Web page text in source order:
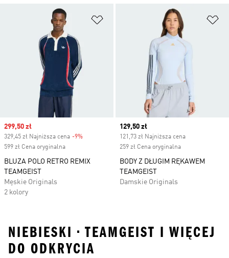
Dodaj do listy życzeń
Sale price
299,50 zł
329,45 zł Najniższa cena -9%
599 zł Cena oryginalna
BLUZA POLO RETRO REMIX
TEAMGEIST
Męskie Originals
2 kolory
Current price
129,50 zł
121,73 zł Najniższa cena
259 zł Cena oryginalna
BODY Z DŁUGIM RĘKAWEM
TEAMGEIST
Damskie Originals
NIEBIESKI • TEAMGEIST I WIĘCEJ
DO ODKRYCIA